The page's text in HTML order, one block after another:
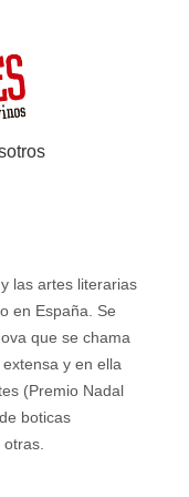
las artes literarias
en España. Se
que se chama
y en ella
(Premio Nadal
boticas